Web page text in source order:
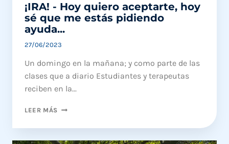
¡IRA! - Hoy quiero aceptarte, hoy
sé que me estás pidiendo
ayuda...
27/06/2023
Un domingo en la mañana; y como parte de las
clases que a diario Estudiantes y terapeutas
reciben en la...
LEER MÁS ¡IRA!
HOY